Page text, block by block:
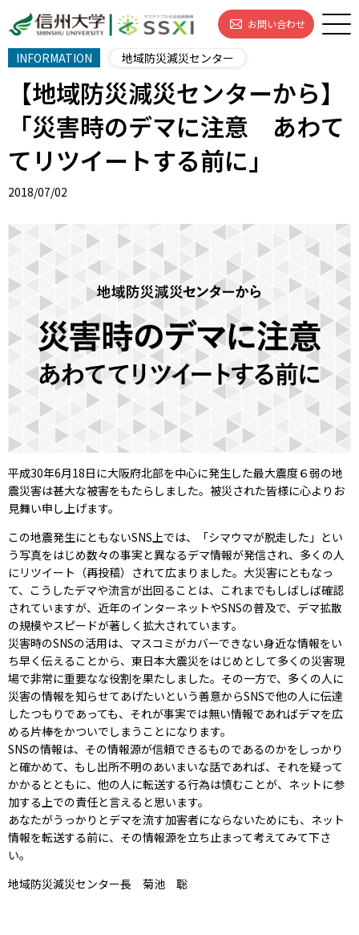
お問い合わせ
INFORMATION 地域防災減災センター
【地域防災減災センターから】
「災害時のデマに注意 あわて
てリツイートする前に」
2018/07/02
平成30年6月18日に大阪府北部を中心に発生した最大震度６弱の地
震災害は甚大な被害をもたらしました。被災された皆様に心よりお
見舞い申し上げます。
この地震発生にともないSNS上では、「シマウマが脱走した」とい
う写真をはじめ数々の事実と異なるデマ情報が発信され、多くの人
にリツイート（再投稿）されて広まりました。大災害にともなっ
て、こうしたデマや流言が出回ることは、これまでもしばしば確認
されていますが、近年のインターネットやSNSの普及で、デマ拡散
の規模やスピードが著しく拡大されています。
災害時のSNSの活用は、マスコミがカバーできない身近な情報をい
ち早く伝えることから、東日本大震災をはじめとして多くの災害現
場で非常に重要なな役割を果たしました。その一方で、多くの人に
災害の情報を知らせてあげたいという善意からSNSで他の人に伝達
したつもりであっても、それが事実では無い情報であればデマを広
める片棒をかついでしまうことになります。
SNSの情報は、その情報源が信頼できるものであるのかをしっかり
と確かめて、もし出所不明のあいまいな話であれば、それを疑って
かかるとともに、他の人に転送する行為は慎むことが、ネットに参
加する上での責任と言えると思います。
あなたがうっかりとデマを流す加害者にならないためにも、ネット
情報を転送する前に、その情報源を立ち止まって考えてみて下さ
い。
地域防災減災センター長 菊池 聡